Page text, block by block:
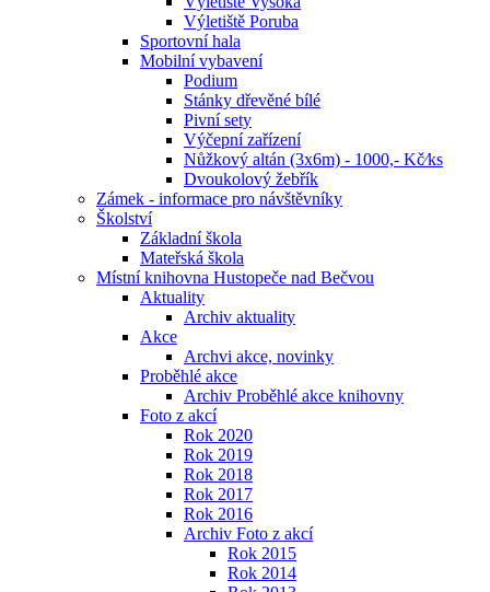
Výletiště Poruba
Sportovní hala
Mobilní vybavení
Podium
Stánky dřevěné bílé
Pivní sety
Výčepní zařízení
Nůžkový altán (3x6m) - 1000,- Kč⁄ks
Dvoukolový žebřík
Zámek - informace pro návštěvníky
Školství
Základní škola
Mateřská škola
Místní knihovna Hustopeče nad Bečvou
Aktuality
Archiv aktuality
Akce
Archvi akce, novinky
Proběhlé akce
Archiv Proběhlé akce knihovny
Foto z akcí
Rok 2020
Rok 2019
Rok 2018
Rok 2017
Rok 2016
Archiv Foto z akcí
Rok 2015
Rok 2014